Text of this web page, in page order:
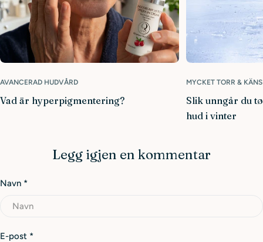
AVANCERAD HUDVÅRD
Vad är hyperpigmentering?
MYCKET TORR &
Slik unngår du
hud i vinter
Legg igjen en kommentar
Navn *
E-post *